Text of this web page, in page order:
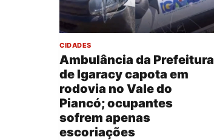
CIDADES
Ambulância da Prefeitura
de Igaracy capota em
rodovia no Vale do
Piancó; ocupantes
sofrem apenas
escoriações